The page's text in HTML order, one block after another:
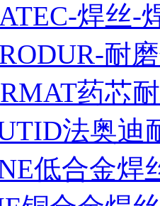
焊丝-
耐
药芯
法奥迪
低合金焊